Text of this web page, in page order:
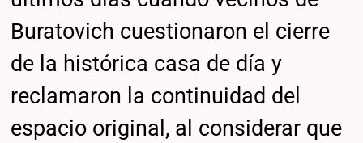
Buratovich cuestionaron el cierre
de la histórica casa de día y
reclamaron la continuidad del
espacio original, al considerar que